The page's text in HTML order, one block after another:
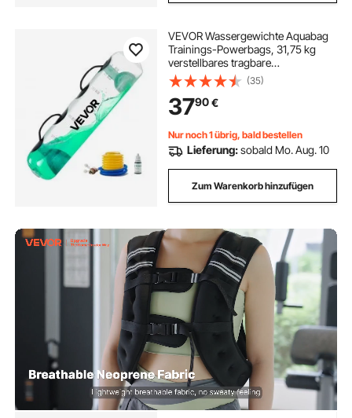
VEVOR Wassergewichte Aquabag
Trainings-Powerbags, 31,75 kg
verstellbares tragbare
Fitnessgeräte für Stabilität und
Ganzkörpertraining, für
Gleichgewichtstraining,
Fitnessstudio-Übungen, klar
(35)
3790€
Nur noch 1 übrig, bald bestellen
Lieferung:sobald Mo. Aug. 10
Zum Warenkorb hinzufügen